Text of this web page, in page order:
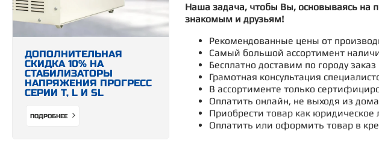
Наша задача, чтобы Вы, основываясь на
знакомым и друзьям!
Рекомендованные цены от
Самый большой ассортимент
Бесплатно доставим по городу
Грамотная консультация
В ассортименте только
Оплатить онлайн, не выходя из
Приобрести товар как юридическое
Оплатить или оформить товар в
ДОПОЛНИТЕЛЬНАЯ
СКИДКА 10% НА
СТАБИЛИЗАТОРЫ
НАПРЯЖЕНИЯ ПРОГРЕСС
СЕРИИ Т, L И SL
ПОДРОБНЕЕ